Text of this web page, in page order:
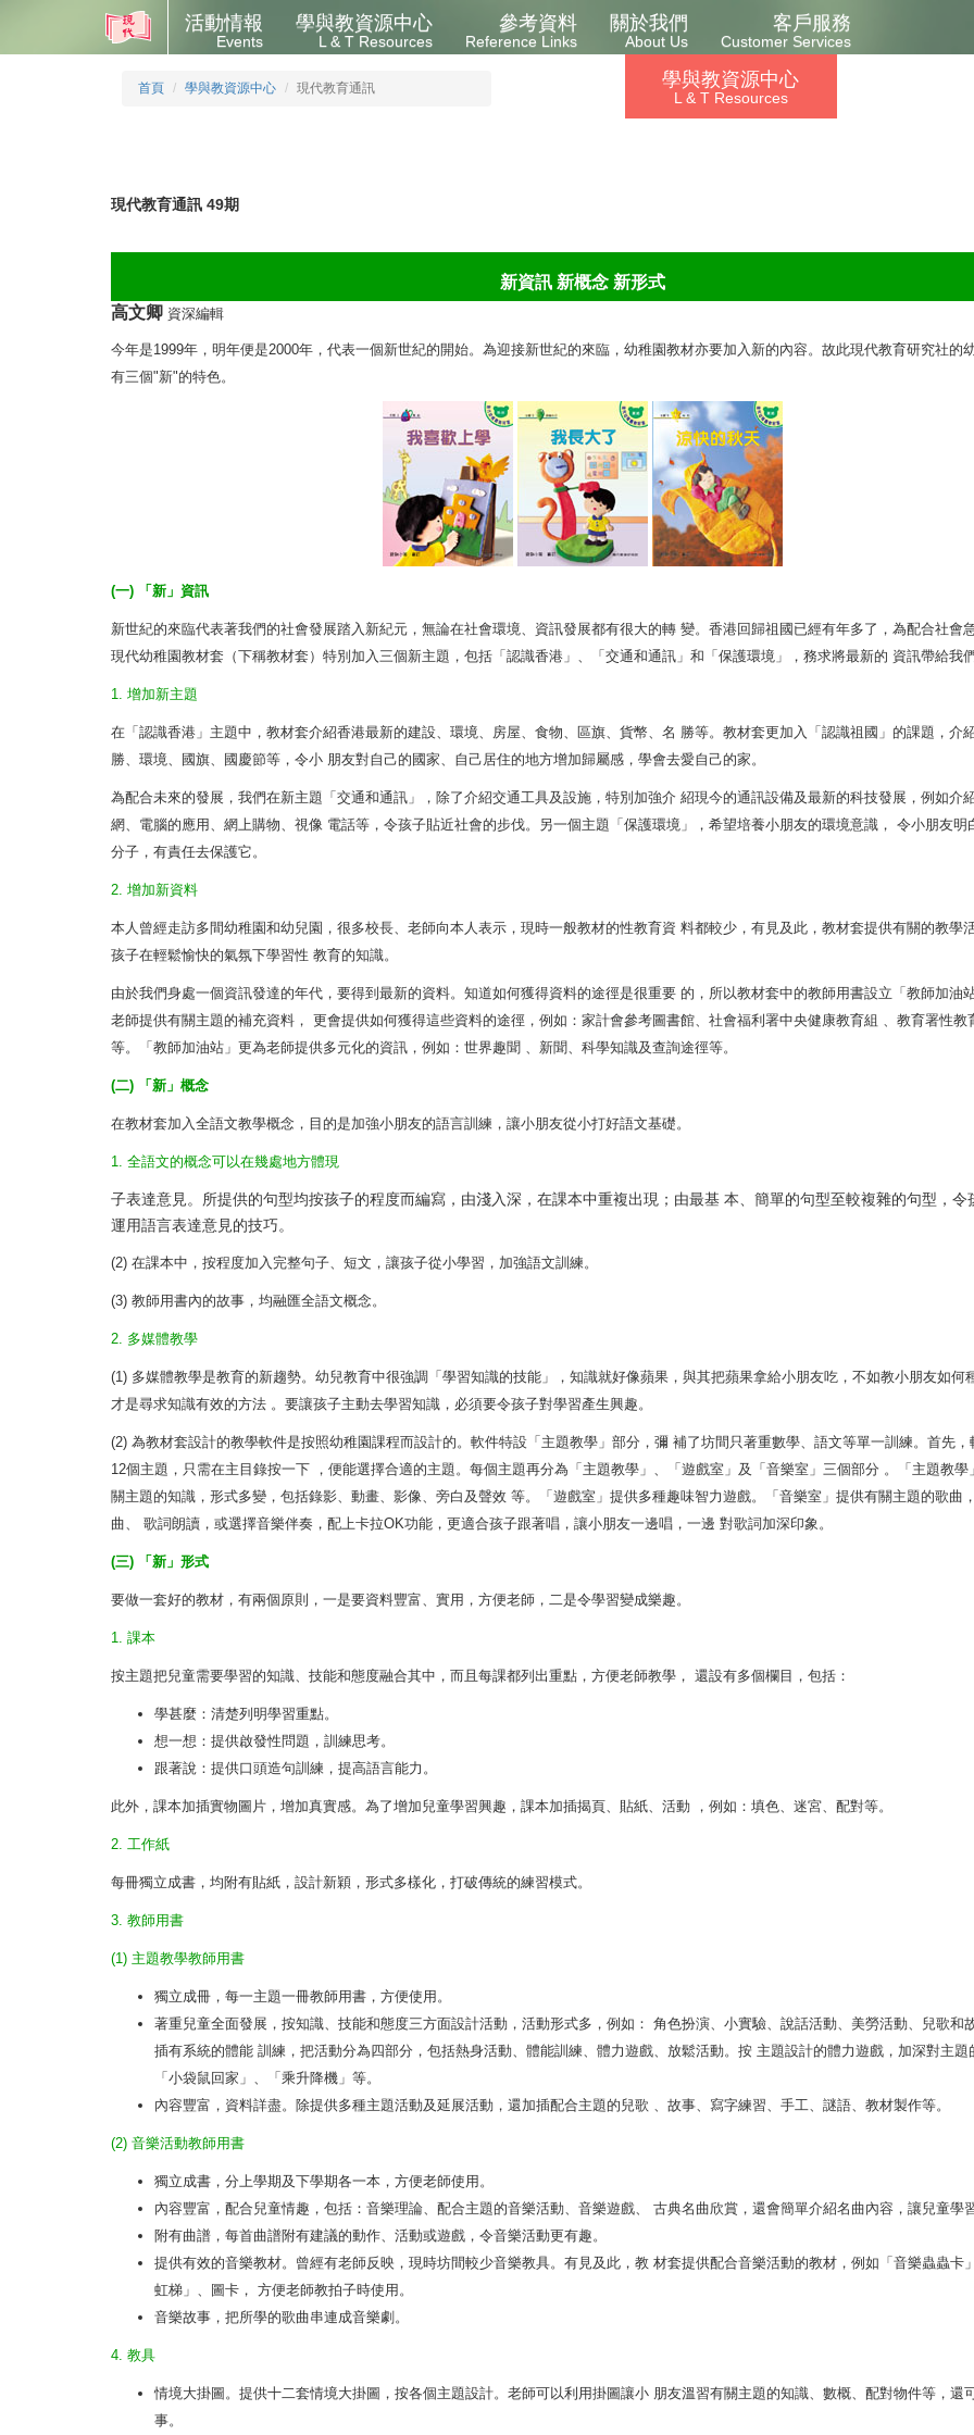
活動情報
Events
學與教資源中心
L & T Resources
參考資料
Reference Links
關於我們
About Us
客戶服務
Customer Services
首頁 學與教資源中心 現代教育通訊 學與教資源中心
L & T Resources
現代教育通訊 49期
新資訊 新概念 新形式
高文卿 資深編輯
今年是1999年，明年便是2000年，代表一個新世紀的開始。為迎接新世紀的來臨，幼稚園教材亦要加入新的內容。故此現代教育研究社的
有三個"新"的特色。
(一) 「新」資訊
新世紀的來臨代表著我們的社會發展踏入新紀元，無論在社會環境、資訊發展都有很大的轉 變。香港回歸祖國已經有年多了，為配合社會
現代幼稚園教材套（下稱教材套）特別加入三個新主題，包括「認識香港」、「交通和通訊」和「保護環境」，務求將最新的 資訊帶給我們
1. 增加新主題
在「認識香港」主題中，教材套介紹香港最新的建設、環境、房屋、食物、區旗、貨幣、名 勝等。教材套更加入「認識祖國」的課題，介
勝、環境、國旗、國慶節等，令小 朋友對自己的國家、自己居住的地方增加歸屬感，學會去愛自己的家。
為配合未來的發展，我們在新主題「交通和通訊」，除了介紹交通工具及設施，特別加強介 紹現今的通訊設備及最新的科技發展，例如介
網、電腦的應用、網上購物、視像 電話等，令孩子貼近社會的步伐。另一個主題「保護環境」，希望培養小朋友的環境意識， 令小朋友明
分子，有責任去保護它。
2. 增加新資料
本人曾經走訪多間幼稚園和幼兒園，很多校長、老師向本人表示，現時一般教材的性教育資 料都較少，有見及此，教材套提供有關的教學
孩子在輕鬆愉快的氣氛下學習性 教育的知識。
由於我們身處一個資訊發達的年代，要得到最新的資料。知道如何獲得資料的途徑是很重要 的，所以教材套中的教師用書設立「教師加油
老師提供有關主題的補充資料， 更會提供如何獲得這些資料的途徑，例如：家計會參考圖書館、社會福利署中央健康教育組 、教育署性教
等。「教師加油站」更為老師提供多元化的資訊，例如：世界趣聞 、新聞、科學知識及查詢途徑等。
(二) 「新」概念
在教材套加入全語文教學概念，目的是加強小朋友的語言訓練，讓小朋友從小打好語文基礎。
1. 全語文的概念可以在幾處地方體現
子表達意見。所提供的句型均按孩子的程度而編寫，由淺入深，在課本中重複出現；由最基 本、簡單的句型至較複雜的句型，令
運用語言表達意見的技巧。
(2) 在課本中，按程度加入完整句子、短文，讓孩子從小學習，加強語文訓練。
(3) 教師用書內的故事，均融匯全語文概念。
2. 多媒體教學
(1) 多媒體教學是教育的新趨勢。幼兒教育中很強調「學習知識的技能」，知識就好像蘋果，與其把蘋果拿給小朋友吃，不如教小朋友如何
才是尋求知識有效的方法 。要讓孩子主動去學習知識，必須要令孩子對學習產生興趣。
(2) 為教材套設計的教學軟件是按照幼稚園課程而設計的。軟件特設「主題教學」部分，彌 補了坊間只著重數學、語文等單一訓練。首先，
12個主題，只需在主目錄按一下 ，便能選擇合適的主題。每個主題再分為「主題教學」、「遊戲室」及「音樂室」三個部分 。「主題教學
關主題的知識，形式多變，包括錄影、動畫、影像、旁白及聲效 等。「遊戲室」提供多種趣味智力遊戲。「音樂室」提供有關主題的歌曲
曲、 歌詞朗讀，或選擇音樂伴奏，配上卡拉OK功能，更適合孩子跟著唱，讓小朋友一邊唱，一邊 對歌詞加深印象。
(三) 「新」形式
要做一套好的教材，有兩個原則，一是要資料豐富、實用，方便老師，二是令學習變成樂趣。
1. 課本
按主題把兒童需要學習的知識、技能和態度融合其中，而且每課都列出重點，方便老師教學， 還設有多個欄目，包括：
學甚麼：清楚列明學習重點。
想一想：提供啟發性問題，訓練思考。
跟著說：提供口頭造句訓練，提高語言能力。
此外，課本加插實物圖片，增加真實感。為了增加兒童學習興趣，課本加插揭頁、貼紙、活動 ，例如：填色、迷宮、配對等。
2. 工作紙
每冊獨立成書，均附有貼紙，設計新穎，形式多樣化，打破傳統的練習模式。
3. 教師用書
(1) 主題教學教師用書
獨立成冊，每一主題一冊教師用書，方便使用。
著重兒童全面發展，按知識、技能和態度三方面設計活動，活動形式多，例如： 角色扮演、小實驗、說話活動、美勞活動、兒歌和
插有系統的體能 訓練，把活動分為四部分，包括熱身活動、體能訓練、體力遊戲、放鬆活動。按 主題設計的體力遊戲，加深對主題
「小袋鼠回家」、「乘升降機」等。
內容豐富，資料詳盡。除提供多種主題活動及延展活動，還加插配合主題的兒歌 、故事、寫字練習、手工、謎語、教材製作等。
(2) 音樂活動教師用書
獨立成書，分上學期及下學期各一本，方便老師使用。
內容豐富，配合兒童情趣，包括：音樂理論、配合主題的音樂活動、音樂遊戲、 古典名曲欣賞，還會簡單介紹名曲內容，讓兒童學
附有曲譜，每首曲譜附有建議的動作、活動或遊戲，令音樂活動更有趣。
提供有效的音樂教材。曾經有老師反映，現時坊間較少音樂教具。有見及此，教 材套提供配合音樂活動的教材，例如「音樂蟲蟲卡
虹梯」、圖卡， 方便老師教拍子時使用。
音樂故事，把所學的歌曲串連成音樂劇。
4. 教具
情境大掛圖。提供十二套情境大掛圖，按各個主題設計。老師可以利用掛圖讓小 朋友溫習有關主題的知識、數概、配對物件等，還
事。